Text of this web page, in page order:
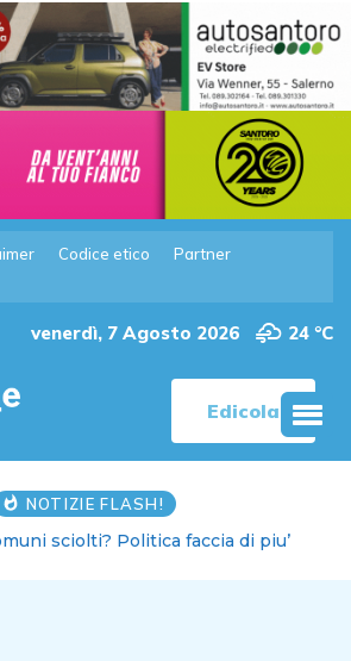
Codice etico
Partner
venerdì, 7 Agosto 2026 24 °C
Edicola
NOTIZIE FLASH!
sciolti? Politica faccia di piu’